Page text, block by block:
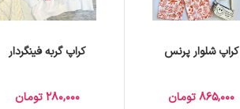
کراپ شلوار پرنس
865,000تومان
کراپ گربه فینگردار
280,000 تومان